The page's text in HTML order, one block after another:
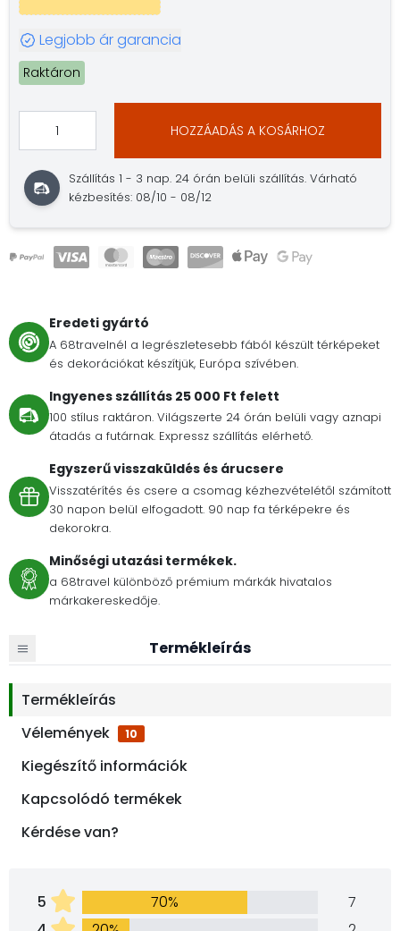
Legjobb ár garancia
Raktáron
HOZZÁADÁS A KOSÁRHOZ
Szállítás 1 - 3 nap. 24 órán belüli szállítás. Várható
kézbesítés: 08/10 - 08/12
Eredeti gyártó
A 68travelnél a legrészletesebb fából készült térképeket
és dekorációkat készítjük, Európa szívében.
Ingyenes szállítás 25 000 Ft felett
100 stílus raktáron. Világszerte 24 órán belüli vagy aznapi
átadás a futárnak. Expressz szállítás elérhető.
Egyszerű visszaküldés és árucsere
Visszatérítés és csere a csomag kézhezvételétől számított
30 napon belül elfogadott. 90 nap fa térképekre és
dekorokra.
Minőségi utazási termékek.
a 68travel különböző prémium márkák hivatalos
márkakereskedője.
Termékleírás
Termékleírás
Vélemények
10
Kiegészítő információk
Kapcsolódó termékek
Kérdése van?
5 70%
7